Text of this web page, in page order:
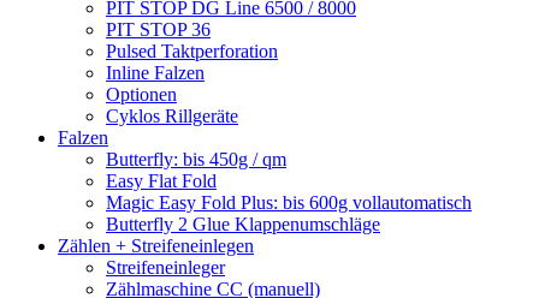
PIT STOP DG Line 6500 / 8000
PIT STOP 36
Pulsed Taktperforation
Inline Falzen
Optionen
Cyklos Rillgeräte
Falzen
Butterfly: bis 450g / qm
Easy Flat Fold
Magic Easy Fold Plus: bis 600g vollautomatisch
Butterfly 2 Glue Klappenumschläge
Zählen + Streifeneinlegen
Streifeneinleger
Zählmaschine CC (manuell)